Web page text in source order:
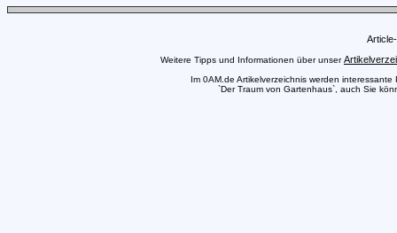
Weitere Tipps und Informationen über unser
Im 0AM.de Artikelverzeichnis werden
`Der Traum von Gartenhaus`, auch Sie